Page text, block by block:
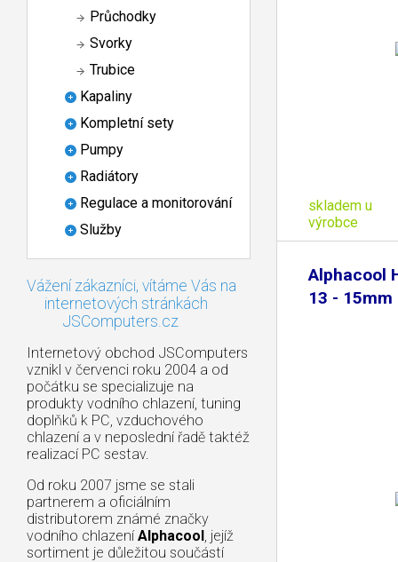
Průchodky
Svorky
Trubice
Kapaliny
Kompletní sety
Pumpy
Radiátory
Regulace a monitorování
Služby
Vážení zákazníci, vítáme Vás na
internetových stránkách
JSComputers.cz
Internetový obchod JSComputers
vznikl v červenci roku 2004 a od
počátku se specializuje na
produkty vodního chlazení, tuning
doplňků k PC, vzduchového
chlazení a v neposlední řadě taktéž
realizací PC sestav.
Od roku 2007 jsme se stali
partnerem a oficiálním
distributorem známé značky
vodního chlazení Alphacool, jejíž
sortiment je důležitou součástí
skladem u
výrobce
Alphacool
13 - 15mm